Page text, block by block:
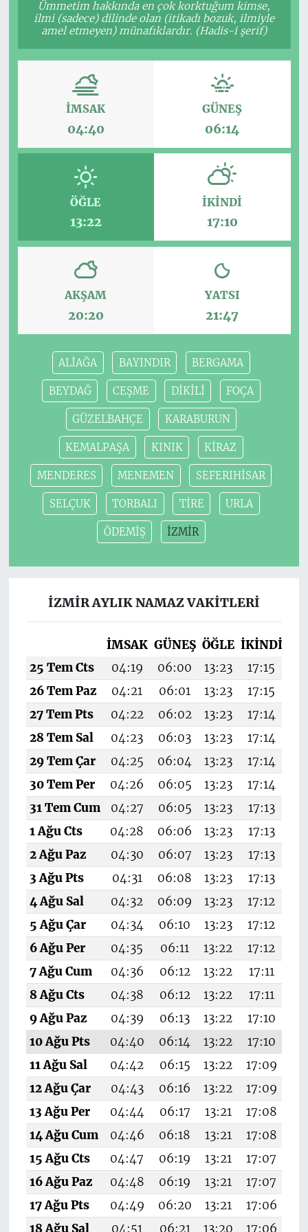
Ümmetim hakkında en çok korktuğum kimse,
ilmi (sadece) dilinde olan (itikadı bozuk, ilmiyle
amel etmeyen) münafıklardır. (Hadis-i şerif)
İMSAK
04:40
GÜNEŞ
06:14
ÖĞLE
13:22
İKINDI
17:10
AKŞAM
20:20
YATSI
21:47
ALİAĞA BAYINDIR BERGAMA
BEYDAĞ CEŞME DİKİLİ FOÇA
GÜZELBAHÇE KARABURUN
KEMALPAŞA KINIK KİRAZ
MENDERES MENEMEN SEFERIHİSAR
SELÇUK TORBALI TİRE URLA
ÖDEMİŞ İZMİR
İZMİR AYLIK NAMAZ VAKITLERI
İMSAK GÜNEŞ ÖĞLE İKINDI
25 Tem Cts
04:19 06:00 13:23 17:15
26 Tem Paz
04:21 06:01 13:23 17:15
27 Tem Pts
04:22 06:02 13:23 17:14
28 Tem Sal
04:23 06:03 13:23 17:14
29 Tem Çar
04:25 06:04 13:23 17:14
30 Tem Per
04:26 06:05 13:23 17:14
31 Tem Cum
04:27 06:05 13:23 17:13
1 Ağu Cts
04:28 06:06 13:23 17:13
2 Ağu Paz
04:30 06:07 13:23 17:13
3 Ağu Pts
04:31 06:08 13:23 17:13
4 Ağu Sal
04:32 06:09 13:23 17:12
5 Ağu Çar
04:34 06:10 13:23 17:12
6 Ağu Per
04:35 06:11 13:22 17:12
7 Ağu Cum
04:36 06:12 13:22 17:11
8 Ağu Cts
04:38 06:12 13:22 17:11
9 Ağu Paz
04:39 06:13 13:22 17:10
10 Ağu Pts
04:40 06:14 13:22 17:10
11 Ağu Sal
04:42 06:15 13:22 17:09
12 Ağu Çar
04:43 06:16 13:22 17:09
13 Ağu Per
04:44 06:17 13:21 17:08
14 Ağu Cum
04:46 06:18 13:21 17:08
15 Ağu Cts
04:47 06:19 13:21 17:07
16 Ağu Paz
04:48 06:19 13:21 17:07
17 Ağu Pts
04:49 06:20 13:21 17:06
18 Ağu Sal
04:51 06:21 13:20 17:06